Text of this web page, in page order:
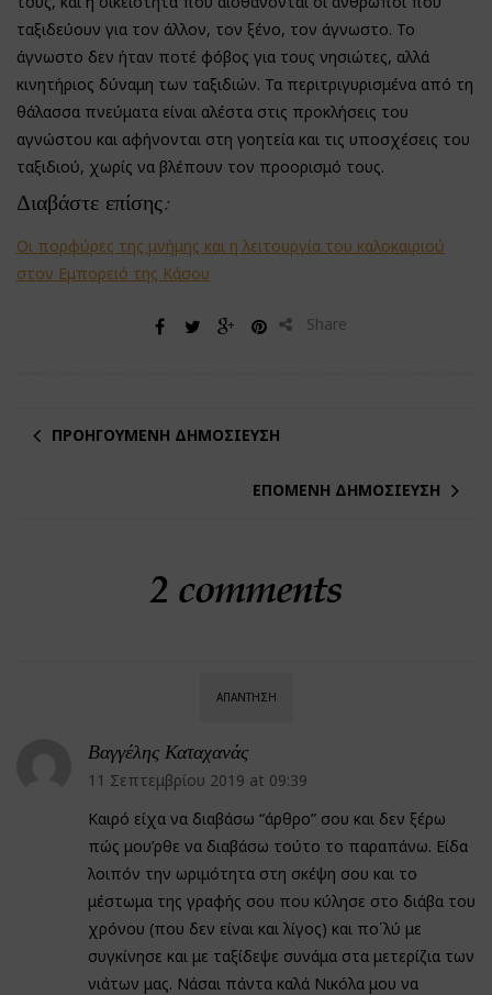
ταξιδεύουν για τον άλλον, τον ξένο, τον άγνωστο. Το
άγνωστο δεν ήταν ποτέ φόβος για τους νησιώτες, αλλά
κινητήριος δύναμη των ταξιδιών. Τα περιτριγυρισμένα από τη
θάλασσα πνεύματα είναι αλέστα στις προκλήσεις του
αγνώστου και αφήνονται στη γοητεία και τις υποσχέσεις του
ταξιδιού, χωρίς να βλέπουν τον προορισμό τους.
Διαβάστε επίσης:
Οι πορφύρες της μνήμης και η λειτουργία του καλοκαιριού
στον Εμπορειό της Κάσου
Share
ΠΡΟΗΓΟΎΜΕΝΗ ΔΗΜΟΣΊΕΥΣΗ
ΕΠΌΜΕΝΗ ΔΗΜΟΣΊΕΥΣΗ
2 comments
ΑΠΆΝΤΗΣΗ
Βαγγέλης Καταχανάς
11 Σεπτεμβρίου 2019 at 09:39
Καιρό είχα να διαβάσω “άρθρο” σου και δεν ξέρω
πώς μου’ρθε να διαβάσω τούτο το παραπάνω. Είδα
λοιπόν την ωριμότητα στη σκέψη σου και το
μέστωμα της γραφής σου που κύλησε στο διάβα του
χρόνου (που δεν είναι και λίγος) και πο΄λύ με
συγκίνησε και με ταξίδεψε συνάμα στα μετερίζια των
νιάτων μας. Νάσαι πάντα καλά Νικόλα μου να